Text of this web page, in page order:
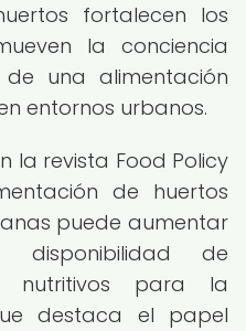
fortalecen los
la conciencia
una alimentación
entornos urbanos.
la revista Food Policy
de huertos
puede aumentar
disponibilidad de
nutritivos para la
destaca el papel